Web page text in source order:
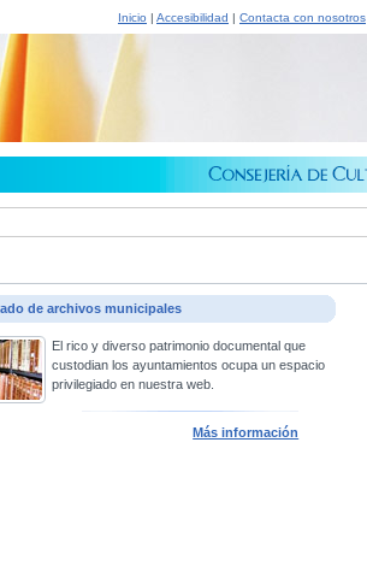
Inicio | Accesibilidad | Contacta con nosotros
de archivos municipales
El rico y diverso patrimonio documental que
custodian los ayuntamientos ocupa un espacio
privilegiado en nuestra web.
Más información